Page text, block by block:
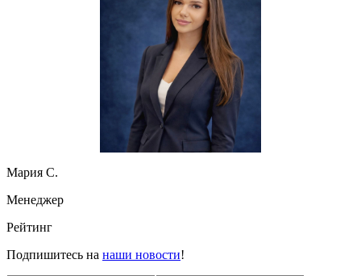
Мария С.
Менеджер
Рейтинг
Подпишитесь на наши новости!